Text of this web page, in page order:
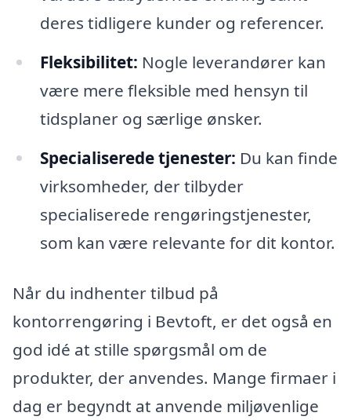
deres tidligere kunder og referencer.
Fleksibilitet: Nogle leverandører kan
være mere fleksible med hensyn til
tidsplaner og særlige ønsker.
Specialiserede tjenester: Du kan finde
virksomheder, der tilbyder
specialiserede rengøringstjenester,
som kan være relevante for dit kontor.
Når du indhenter tilbud på
kontorrengøring i Bevtoft, er det også en
god idé at stille spørgsmål om de
produkter, der anvendes. Mange firmaer i
dag er begyndt at anvende miljøvenlige